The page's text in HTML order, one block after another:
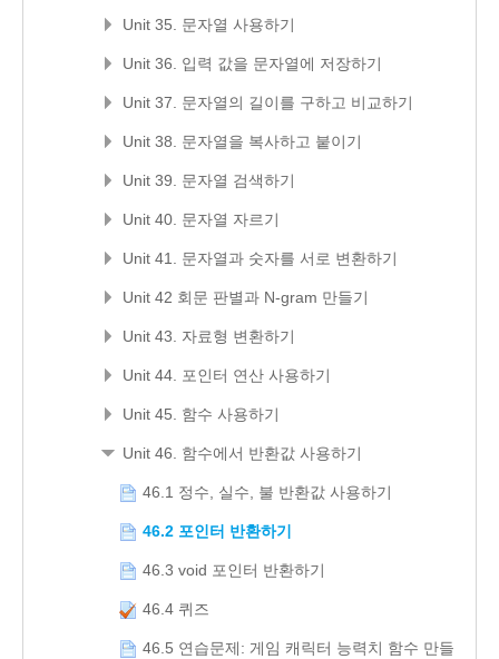
Unit 35. 문자열 사용하기
Unit 36. 입력 값을 문자열에 저장하기
Unit 37. 문자열의 길이를 구하고 비교하기
Unit 38. 문자열을 복사하고 붙이기
Unit 39. 문자열 검색하기
Unit 40. 문자열 자르기
Unit 41. 문자열과 숫자를 서로 변환하기
Unit 42 회문 판별과 N-gram 만들기
Unit 43. 자료형 변환하기
Unit 44. 포인터 연산 사용하기
Unit 45. 함수 사용하기
Unit 46. 함수에서 반환값 사용하기
46.1 정수, 실수, 불 반환값 사용하기
46.2 포인터 반환하기
46.3 void 포인터 반환하기
46.4 퀴즈
46.5 연습문제: 게임 캐릭터 능력치 함수 만들